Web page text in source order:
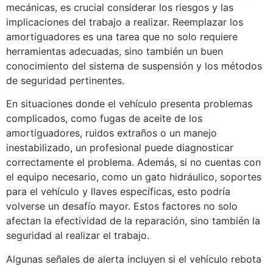
mecánicas, es crucial considerar los riesgos y las
implicaciones del trabajo a realizar. Reemplazar los
amortiguadores es una tarea que no solo requiere
herramientas adecuadas, sino también un buen
conocimiento del sistema de suspensión y los métodos
de seguridad pertinentes.
En situaciones donde el vehículo presenta problemas
complicados, como fugas de aceite de los
amortiguadores, ruidos extraños o un manejo
inestabilizado, un profesional puede diagnosticar
correctamente el problema. Además, si no cuentas con
el equipo necesario, como un gato hidráulico, soportes
para el vehículo y llaves específicas, esto podría
volverse un desafío mayor. Estos factores no solo
afectan la efectividad de la reparación, sino también la
seguridad al realizar el trabajo.
Algunas señales de alerta incluyen si el vehículo rebota